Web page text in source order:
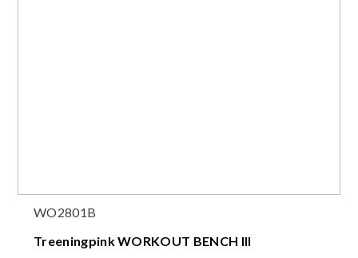
WO2801B
Treeningpink WORKOUT BENCH III